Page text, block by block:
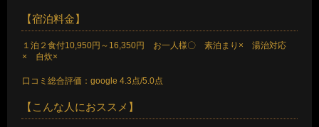
【宿泊料金】
１泊２食付10,950円～16,350円 お一人様〇 素泊まり× 湯治対応
× 自炊×
口コミ総合評価：google 4.3点/5.0点
【こんな人におススメ】